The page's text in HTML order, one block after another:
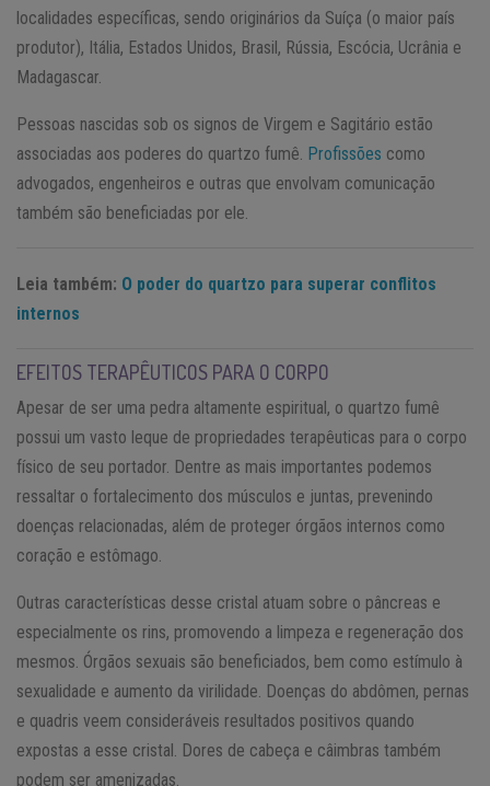
localidades específicas, sendo originários da Suíça (o maior país
produtor), Itália, Estados Unidos, Brasil, Rússia, Escócia, Ucrânia e
Madagascar.
Pessoas nascidas sob os signos de Virgem e Sagitário estão
associadas aos poderes do quartzo fumê. Profissões como
advogados, engenheiros e outras que envolvam comunicação
também são beneficiadas por ele.
Leia também: O poder do quartzo para superar conflitos
internos
EFEITOS TERAPÊUTICOS PARA O CORPO
Apesar de ser uma pedra altamente espiritual, o quartzo fumê
possui um vasto leque de propriedades terapêuticas para o corpo
físico de seu portador. Dentre as mais importantes podemos
ressaltar o fortalecimento dos músculos e juntas, prevenindo
doenças relacionadas, além de proteger órgãos internos como
coração e estômago.
Outras características desse cristal atuam sobre o pâncreas e
especialmente os rins, promovendo a limpeza e regeneração dos
mesmos. Órgãos sexuais são beneficiados, bem como estímulo à
sexualidade e aumento da virilidade. Doenças do abdômen, pernas
e quadris veem consideráveis resultados positivos quando
expostas a esse cristal. Dores de cabeça e câimbras também
podem ser amenizadas.